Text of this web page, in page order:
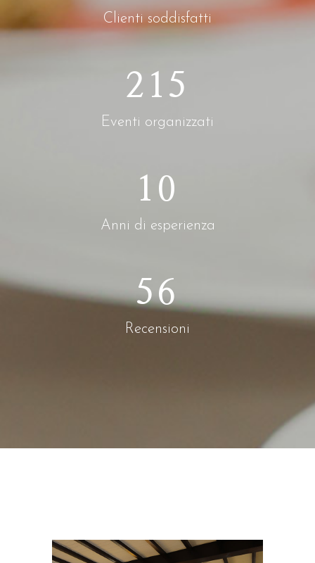
Clienti soddisfatti
215
Eventi organizzati
10
Anni di esperienza
56
Recensioni